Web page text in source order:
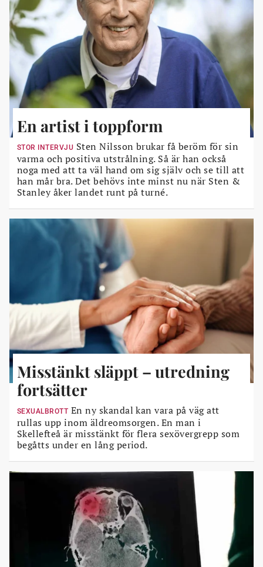
En artist i toppform
STOR INTERVJU Sten Nilsson brukar få beröm för sin
varma och positiva utstrålning. Så är han också
noga med att ta väl hand om sig själv och se till att
han mår bra. Det behövs inte minst nu när Sten &
Stanley åker landet runt på turné.
Misstänkt släppt – utredning
fortsätter
SEXUALBROTT En ny skandal kan vara på väg att
rullas upp inom äldreomsorgen. En man i
Skellefteå är misstänkt för flera sexövergrepp som
begåtts under en lång period.